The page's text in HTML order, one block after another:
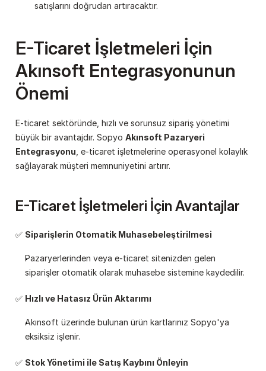
satışlarını doğrudan artıracaktır.
E-Ticaret İşletmeleri İçin
Akınsoft Entegrasyonunun
Önemi
E-ticaret sektöründe, hızlı ve sorunsuz sipariş yönetimi
büyük bir avantajdır. Sopyo Akınsoft Pazaryeri
Entegrasyonu , e-ticaret işletmelerine operasyonel kolaylık
sağlayarak müşteri memnuniyetini artırır.
E-Ticaret İşletmeleri İçin Avantajlar
✅ Siparişlerin Otomatik Muhasebeleştirilmesi
Pazaryerlerinden veya e-ticaret sitenizden gelen
siparişler otomatik olarak muhasebe sistemine kaydedilir.
✅ Hızlı ve Hatasız Ürün Aktarımı
Akınsoft üzerinde bulunan ürün kartlarınız Sopyo'ya
eksiksiz işlenir.
✅ Stok Yönetimi ile Satış Kaybını Önleyin